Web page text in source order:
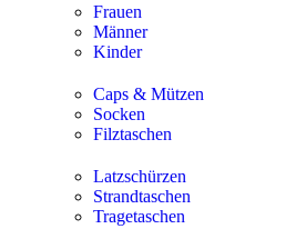
Frauen
Männer
Kinder
Caps & Mützen
Socken
Filztaschen
Latzschürzen
Strandtaschen
Tragetaschen